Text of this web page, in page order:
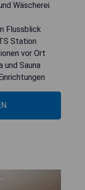
Wäscherei.
Flussblick
Station
vor Ort
und Sauna